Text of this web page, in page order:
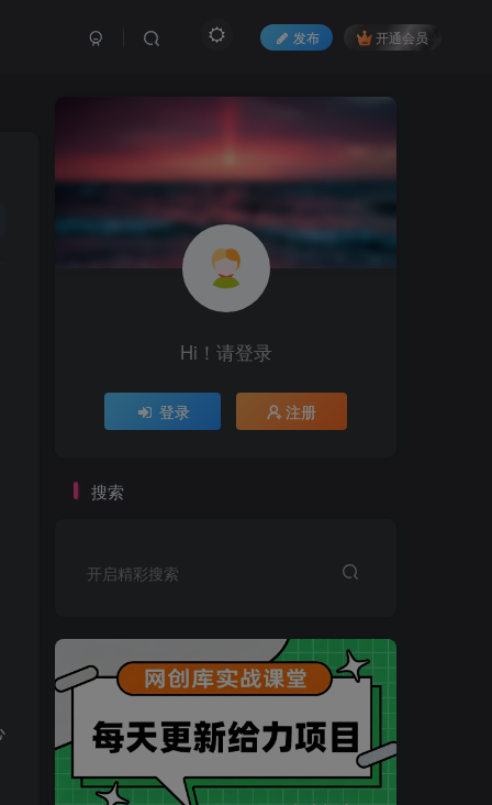
发布 开通会员
Hi！请登录
登录 注册
搜索
开启精彩搜索